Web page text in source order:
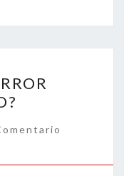
p
ar
tir